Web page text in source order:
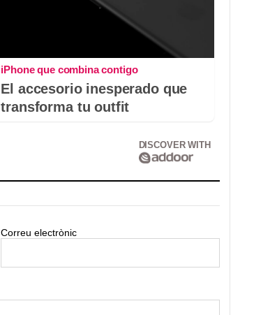
iPhone que combina contigo
El accesorio inesperado que
transforma tu outfit
DISCOVER WITH
Correu electrònic